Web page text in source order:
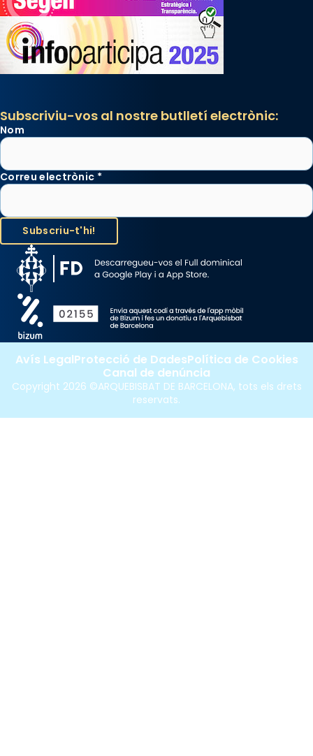
Subscriviu-vos al nostre butlletí electrònic:
Nom
Correu electrònic *
Copyright 2026 ©ARQUEBISBAT DE BARCELONA, tots els drets
reservats.
Avís LegalProtecció de DadesPolítica de Cookies
Canal de denúncia